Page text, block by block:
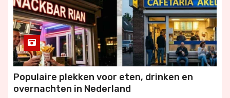
Populaire plekken voor eten, drinken en
overnachten in Nederland